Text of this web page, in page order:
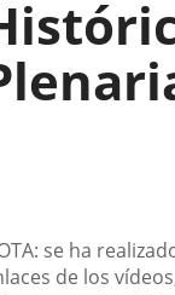
se ha
de los